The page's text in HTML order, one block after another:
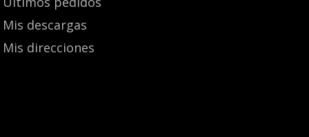
Mis descargas
Mis direcciones